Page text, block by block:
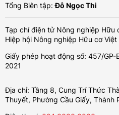
Tổng Biên tập:Đỗ Ngọc Thi
Tạp chí điện tử Nông nghiệp Hữu
Hiệp hội Nông nghiệp Hữu cơ Việt
Giấy phép hoạt động số: 457/
2021
Địa chỉ: Tầng 8, Cung Trí Thức
Thuyết, Phường Cầu Giấy, Thành